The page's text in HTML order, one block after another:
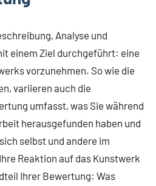
Analyse und
einem Ziel durchgeführt: eine
vorzunehmen. So wie die
variieren auch die
umfasst, was Sie während
herausgefunden haben und
selbst und andere im
Reaktion auf das Kunstwerk
Ihrer Bewertung: Was